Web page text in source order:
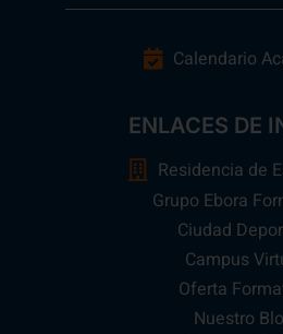
Calendario
ENLACES DE
Residencia de
Grupo Ebora
Ciudad
Campus
Oferta
Nuestro